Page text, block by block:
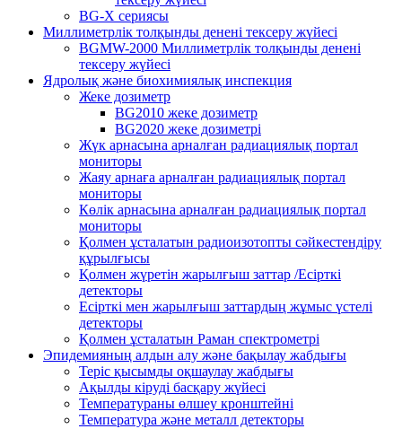
BG-X сериясы
Миллиметрлік толқынды денені тексеру жүйесі
BGMW-2000 Миллиметрлік толқынды денені
тексеру жүйесі
Ядролық және биохимиялық инспекция
Жеке дозиметр
BG2010 жеке дозиметр
BG2020 жеке дозиметрі
Жүк арнасына арналған радиациялық портал
мониторы
Жаяу арнаға арналған радиациялық портал
мониторы
Көлік арнасына арналған радиациялық портал
мониторы
Қолмен ұсталатын радиоизотопты сәйкестендіру
құрылғысы
Қолмен жүретін жарылғыш заттар /Есірткі
детекторы
Есірткі мен жарылғыш заттардың жұмыс үстелі
детекторы
Қолмен ұсталатын Раман спектрометрі
Эпидемияның алдын алу және бақылау жабдығы
Теріс қысымды оқшаулау жабдығы
Ақылды кіруді басқару жүйесі
Температураны өлшеу кронштейні
Температура және металл детекторы